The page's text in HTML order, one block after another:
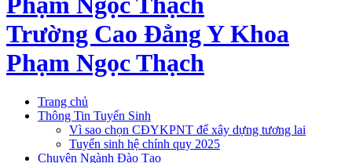
Trường Cao Đẳng Y Khoa
Phạm Ngọc Thạch
Trang chủ
Thông Tin Tuyển Sinh
Vì sao chọn CĐYKPNT để xây dựng tương lai
Tuyển sinh hệ chính quy 2025
Chuyên Ngành Đào Tạo